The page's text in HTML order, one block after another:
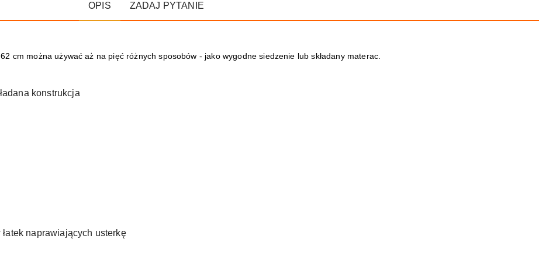
OPIS ZADAJ PYTANIE
cm można używać aż na pięć różnych sposobów - jako wygodne siedzenie lub składany materac.
konstrukcja
naprawiających usterkę